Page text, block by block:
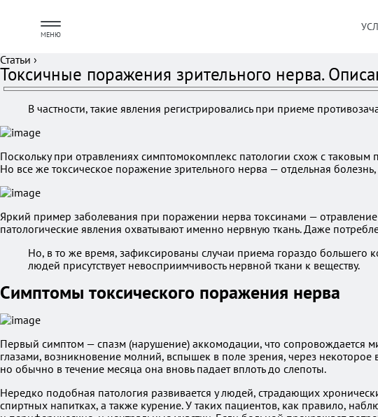
МЕНЮ
Статьи ›
Токсичные поражения зрительного нерва.
В частности, такие явления регистрировались при приеме
Поскольку при отравлениях симптомокомплекс патологии схож с
Но все же токсическое поражение зрительного нерва — отдельная
Яркий пример заболевания при поражении нерва токсинами —
патологические явления охватывают именно нервную ткань. Даже
Но, в то же время, зафиксированы случаи приема гораздо большего
людей присутствует невосприимчивость нервной ткани к веществу.
Симптомы токсического поражения нерва
Первый симптом — спазм (нарушение) аккомодации, что сопровождается
глазами, возникновение молний, вспышек в поле зрения, через некоторое
но обычно в течение месяца она вновь падает вплоть до слепоты.
Нередко подобная патология развивается у людей, страдающих
спиртных напитках, а также курение. У таких пациентов, как правило,